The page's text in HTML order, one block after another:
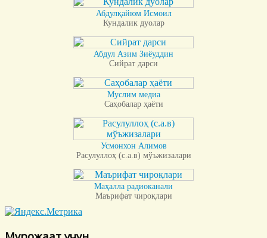
Абдулқайюм Исмоил
Кундалик дуолар
Абдул Азим Зиёуддин
Сийрат дарси
Муслим медиа
Саҳобалар ҳаёти
Усмонхон Алимов
Расулуллоҳ (с.а.в) мўъжизалари
Маҳалла радиоканали
Маърифат чироқлари